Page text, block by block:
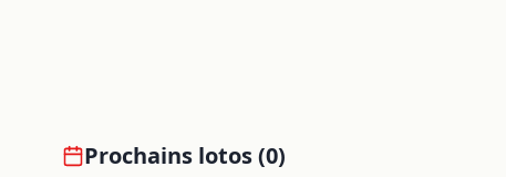
Prochains lotos (0)